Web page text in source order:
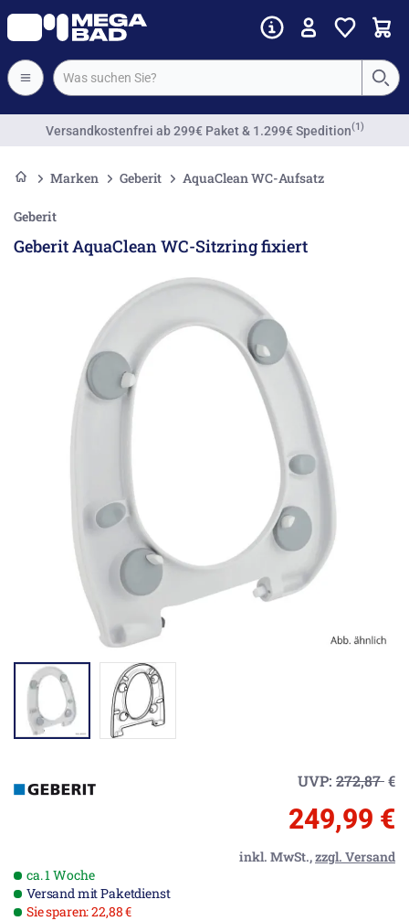
Versandkostenfrei ab 299€ Paket & 1.299€ Spedition(1)
Marken Geberit AquaClean WC-Aufsatz
Geberit
Geberit AquaClean WC-Sitzring fixiert
UVP: 272,87€
249,99 €
inkl. MwSt.,zzgl. Versand
ca. 1 Woche
Versand mit Paketdienst
Sie sparen: 22,88 €